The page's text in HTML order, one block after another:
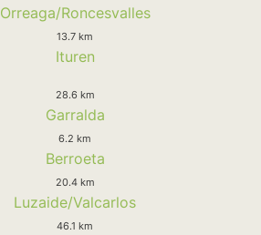
Orreaga/Roncesvalles
13.7 km
Ituren
28.6 km
Garralda
6.2 km
Berroeta
20.4 km
Luzaide/Valcarlos
46.1 km